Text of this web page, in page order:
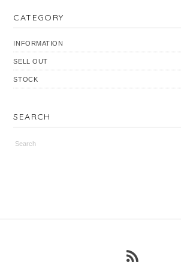
CATEGORY
INFORMATION
SELL OUT
STOCK
SEARCH